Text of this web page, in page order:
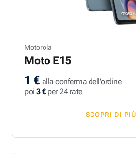
Motorola
Moto E15
1 € alla conferma dell'ordine
poi 3 €per 24 rate
SCOPRI DI PIÙ